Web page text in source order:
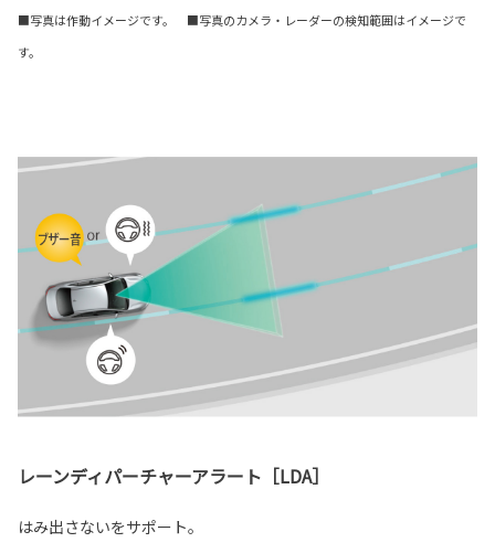
■写真は作動イメージです。 ■写真のカメラ・レーダーの検知範囲はイメージで
す。
レーンディパーチャーアラート［LDA］
はみ出さないをサポート。